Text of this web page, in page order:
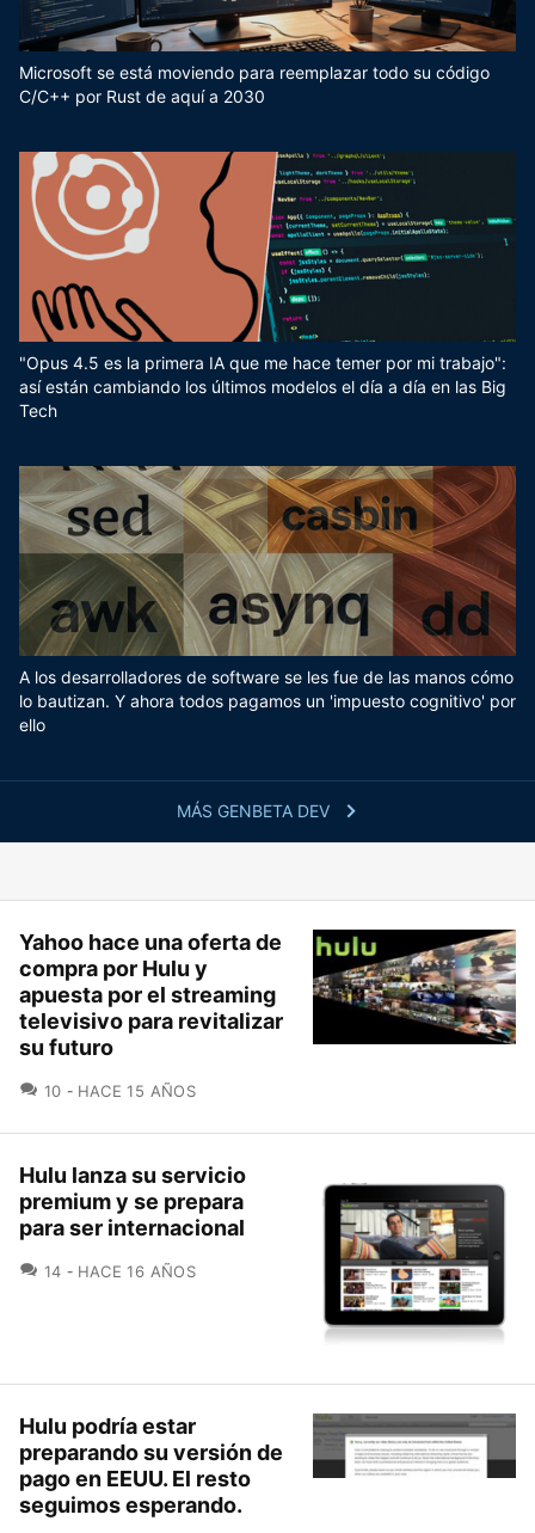
MÁS GENBETA DEV
Microsoft se está moviendo para reemplazar todo su código
C/C++ por Rust de aquí a 2030
"Opus 4.5 es la primera IA que me hace temer por mi trabajo":
así están cambiando los últimos modelos el día a día en las Big
Tech
A los desarrolladores de software se les fue de las manos cómo
lo bautizan. Y ahora todos pagamos un 'impuesto cognitivo' por
ello
Yahoo hace una oferta de
compra por Hulu y
apuesta por el streaming
televisivo para revitalizar
su futuro
10 COMENTARIOS
HACE 15 AÑOS
Hulu lanza su servicio
premium y se prepara
para ser internacional
14 COMENTARIOS
HACE 16 AÑOS
Hulu podría estar
preparando su versión de
pago en EEUU. El resto
seguimos esperando.